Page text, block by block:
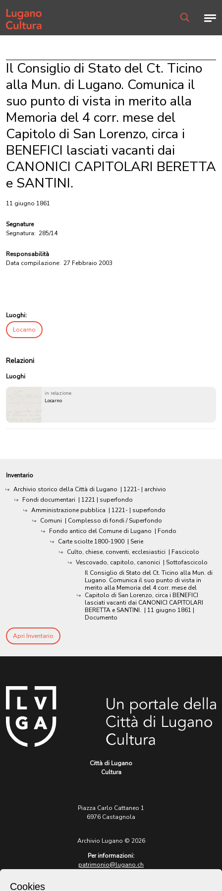
Home page
Il Consiglio di Stato del Ct. Ticino
alla Mun. di Lugano. Comunica il
suo punto di vista in merito alla
Memoria del 4 corr. mese del
Capitolo di San Lorenzo, circa i
BENEFICI lasciati vacanti dai
CANONICI CAPITOLARI BERETTA
e SANTINI.
11 giugno 1861
Segnature
Segnatura: 285/14
Responsabilità
Data compilazione: 27 Febbraio 2003
Luoghi:
Locarno
Relazioni
Luoghi
in relazione
Locarno
Inventario
Archivio storico della Città di Lugano | 1221- | archivio
Fondi documentari | 1221 | superfondo
Amministrazione pubblica | 1221- | superfondo
Comuni | Complesso di fondi / Superfondo
Fondo antico del Comune di Lugano | Fondo
Carte sciolte 1800-1900 | Serie
Culto, chiese, conventi, ecclesiastici | Fascicolo
Vescovado, capitolo, canonici | Sottofascicolo
Il Consiglio di Stato del Ct. Ticino alla Mun. di
Lugano. Comunica il suo punto di vista in
merito alla Memoria del 4 corr. mese del
Capitolo di San Lorenzo, circa i BENEFICI
lasciati vacanti dai CANONICI CAPITOLARI
BERETTA e SANTINI. | 11 giugno 1861 |
Documento
Apri Inventario
Città di Lugano
Cultura
Piazza Carlo Cattaneo 1
6976 Castagnola
Archivio Lugano © 2026
Per informazioni:
patrimonio@lugano.ch
Cookies